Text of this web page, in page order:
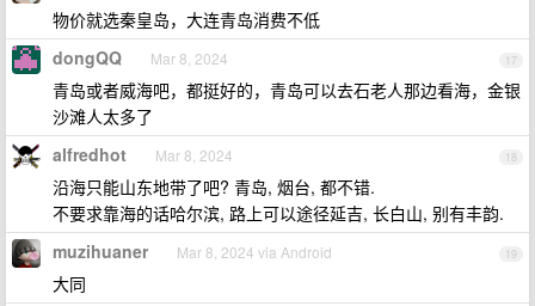
物价就选秦皇岛，大连青岛消费不低
17
dongQQ Mar 8, 2024
青岛或者威海吧，都挺好的，青岛可以去石老人那边看海，金银
沙滩人太多了
18
alfredhot Mar 8, 2024
沿海只能山东地带了吧? 青岛, 烟台, 都不错.
不要求靠海的话哈尔滨, 路上可以途径延吉, 长白山, 别有丰韵.
19
muzihuaner Mar 8, 2024 via Android
大同